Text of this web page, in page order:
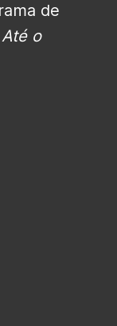
de
Até o